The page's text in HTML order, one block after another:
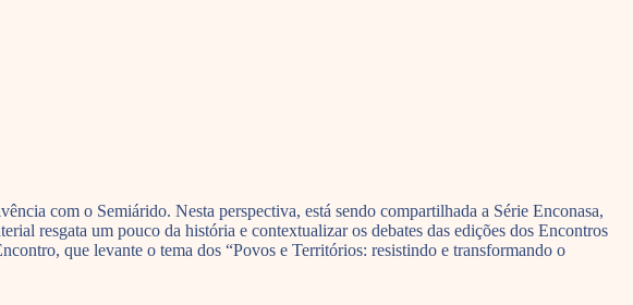
com o Semiárido. Nesta perspectiva, está sendo compartilhada a Série Enconasa,
resgata um pouco da história e contextualizar os debates das edições dos Encontros
que levante o tema dos “Povos e Territórios: resistindo e transformando o